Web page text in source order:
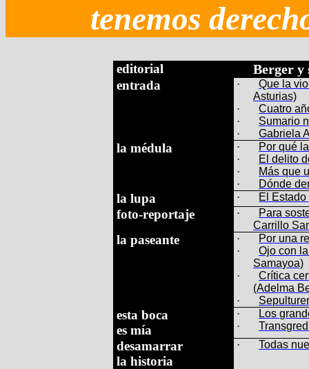
tenemos
editorial Berger y
entrada ·
Que la
Asturias)
·
Cuatro
·
Sumario
·
Gabriela
la médula ·
Por qué
·
El delito
·
Más que
·
Dónde
la lupa · El
foto-reportaje ·
Para
Carrillo
la paseante ·
Por una
·
Ojo con
Samayoa)
·
Crítica
(Adelma
·
esta boca
es mía
·
Los
·
desamarrar
la historia
· Todas